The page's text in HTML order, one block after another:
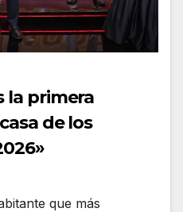
la primera
de los
que más